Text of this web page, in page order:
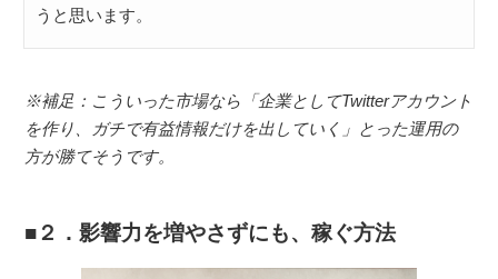
うと思います。
※補足：こういった市場なら「企業としてTwitterアカウント
を作り、ガチで有益情報だけを出していく」とった運用の
方が勝てそうです。
２．影響力を増やさずにも、稼ぐ方法